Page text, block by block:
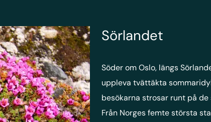
Sörlandet
Söder om Oslo, längs
uppleva tvättäkta
besökarna strosar runt på
Från Norges femte största